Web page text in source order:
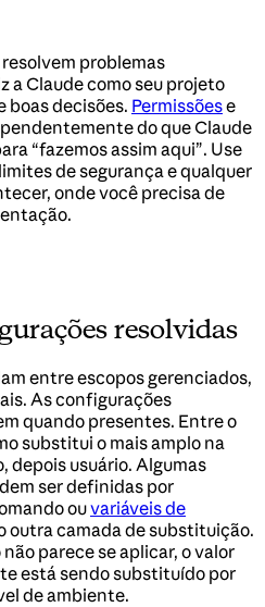
problemas
a Claude como seu projeto
boas decisões. Permissõese
do que Claude
“fazemos assim aqui”. Use
de segurança e qualquer
onde você precisa de
resolvidas
entre escopos gerenciados,
As configurações
quando presentes. Entre o
substitui o mais amplo na
depois usuário. Algumas
ser definidas por
ouvariáveis de
outra camada de substituição.
parece se aplicar, o valor
está sendo substituído por
de ambiente.